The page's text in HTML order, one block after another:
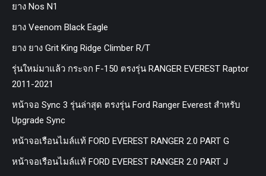
ยาง Nos N1
ยาง Veenom Black Eagle
ยาง ยาง Grit King Ridge Climber R/T
รุ่นใหม่มาแล้ว กระจก F-150 ตรงรุ่น RANGER EVEREST Raptor
2011-2021
หน้าจอ Sync 3 รุ่นล่าสุด ตรงรุ่น Ford Ranger Everest สำหรับ
Upgrade Sync
หน้าจอเรือนไมล์แท้ FORD EVEREST RANGER 2.0 PART G
หน้าจอเรือนไมล์แท้ FORD EVEREST RANGER 2.0 PART J